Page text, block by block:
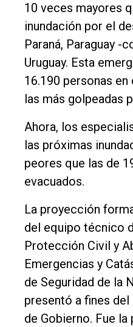
Inicio
Tendencia
Int.
General
Cultura
Entrevistas
Rural
Deportes
Fúnebres
Edición
Empresa
Nosotros
Contacto
10 veces mayores
inundación por el
Paraná, Paraguay -
Uruguay. Esta
16.190 personas
las más golpeadas
Ahora, los
las próximas
peores que las de
evacuados.
La proyección
del equipo técnico
Protección Civil y
Emergencias y
de Seguridad de la
presentó a fines del
de Gobierno. Fue